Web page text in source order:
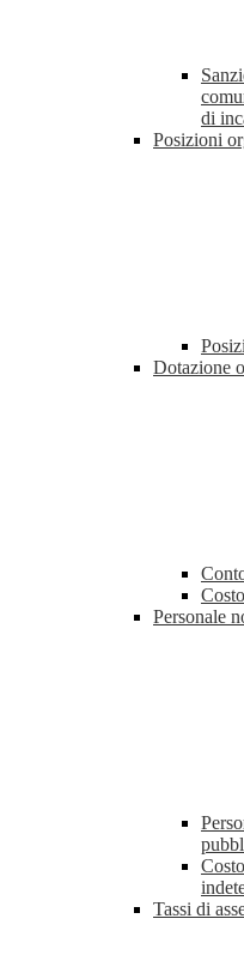
di
Posizioni
Dotazione
Personale
Tassi di